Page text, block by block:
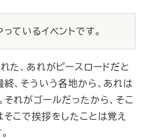
ているイベントです。
た、あれがピースロードだと
、そういう各地から、あれは
れがゴールだったから、そこ
こで挨拶をしたことは覚え